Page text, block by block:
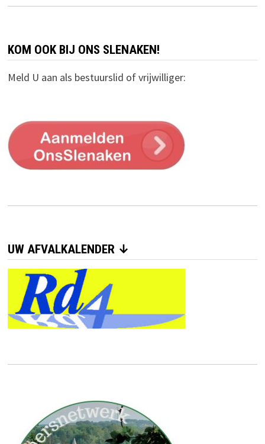
KOM OOK BIJ ONS SLENAKEN!
Meld U aan als bestuurslid of vrijwilliger:
UW AFVALKALENDER ↓